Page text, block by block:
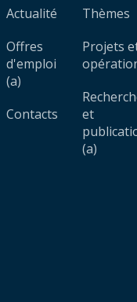
Actualité
Offres
d'emploi
(a)
Contacts
Thèmes
Projets
et
(a)